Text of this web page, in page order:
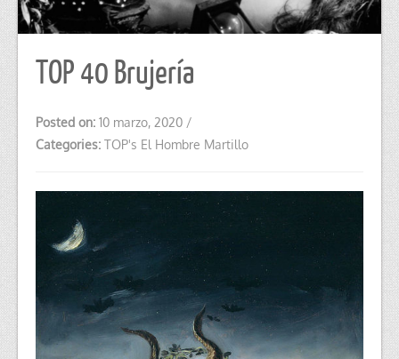
TOP 40 Brujería
Posted on: 10 marzo, 2020 /
Categories: TOP's El Hombre Martillo